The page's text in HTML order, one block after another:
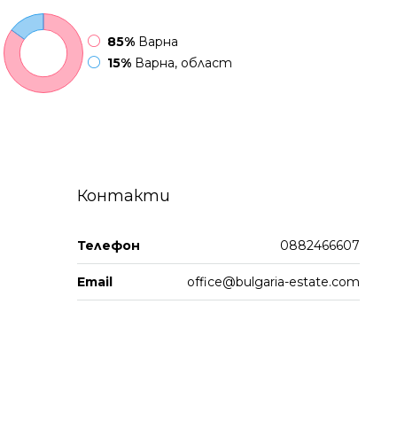
85% Варна
15% Варна, област
Контакти
Телефон 0882466607
Email office@bulgaria-estate.com